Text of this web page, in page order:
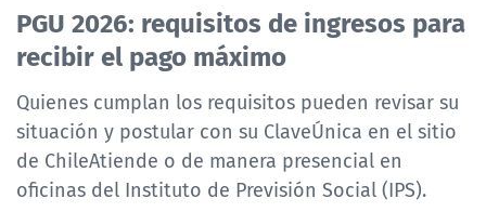
CASTING MASTERCHEF CHILE
CASTING TVN VERTICAL
TVN VERTICAL
TVN PLAY
PGU 2026: requisitos de ingresos para
recibir el pago máximo
Quienes cumplan los requisitos pueden revisar su
situación y postular con su ClaveÚnica en el sitio
de ChileAtiende o de manera presencial en
oficinas del Instituto de Previsión Social (IPS).